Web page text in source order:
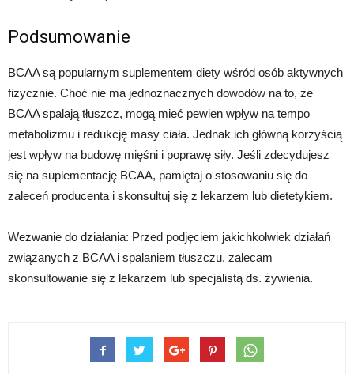
Podsumowanie
BCAA są popularnym suplementem diety wśród osób aktywnych
fizycznie. Choć nie ma jednoznacznych dowodów na to, że
BCAA spalają tłuszcz, mogą mieć pewien wpływ na tempo
metabolizmu i redukcję masy ciała. Jednak ich główną korzyścią
jest wpływ na budowę mięśni i poprawę siły. Jeśli zdecydujesz
się na suplementację BCAA, pamiętaj o stosowaniu się do
zaleceń producenta i skonsultuj się z lekarzem lub dietetykiem.
Wezwanie do działania: Przed podjęciem jakichkolwiek działań
związanych z BCAA i spalaniem tłuszczu, zalecam
skonsultowanie się z lekarzem lub specjalistą ds. żywienia.